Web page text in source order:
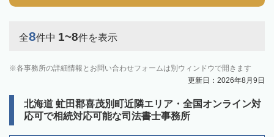
全8件中 1~8件を表示
各事務所の詳細情報とお問い合わせフォームは別ウィンドウで開きます
更新日：2026年8月9日
北海道 虻田郡喜茂別町近隣エリア・全国オンライン対
応可で相続対応可能な司法書士事務所